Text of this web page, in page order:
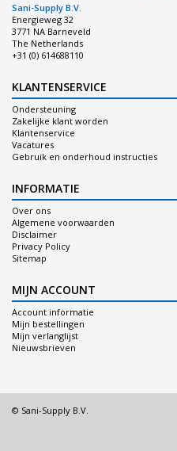
Sani-Supply B.V.
Energieweg 32
3771 NA Barneveld
The Netherlands
+31 (0) 614688110
KLANTENSERVICE
Ondersteuning
Zakelijke klant worden
Klantenservice
Vacatures
Gebruik en onderhoud instructies
INFORMATIE
Over ons
Algemene voorwaarden
Disclaimer
Privacy Policy
Sitemap
MIJN ACCOUNT
Account informatie
Mijn bestellingen
Mijn verlanglijst
Nieuwsbrieven
© Sani-Supply B.V.